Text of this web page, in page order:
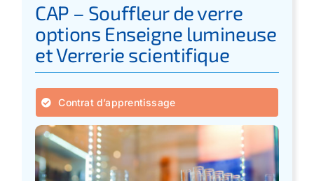
CAP – Souffleur de verre
options Enseigne lumineuse
et Verrerie scientifique
Contrat d’apprentissage